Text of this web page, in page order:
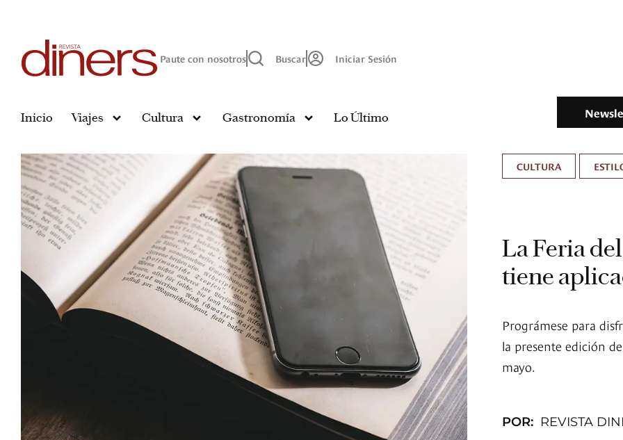
Paute con nosotros Buscar Iniciar Sesión
Inicio Viajes Cultura Gastronomía Lo Último
CULTURA
La Feria
tiene
Prográmese para
la presente edición
mayo.
POR: REVISTA